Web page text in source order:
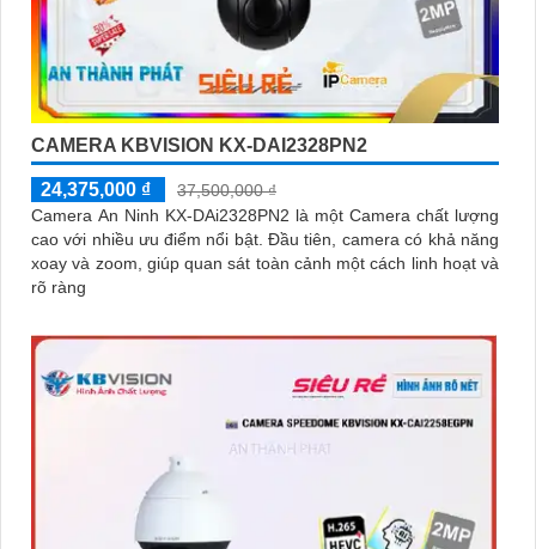
CAMERA KBVISION KX-DAI2328PN2
24,375,000 ₫
37,500,000 ₫
Camera An Ninh KX-DAi2328PN2 là một Camera chất lượng
cao với nhiều ưu điểm nổi bật. Đầu tiên, camera có khả năng
xoay và zoom, giúp quan sát toàn cảnh một cách linh hoạt và
rõ ràng